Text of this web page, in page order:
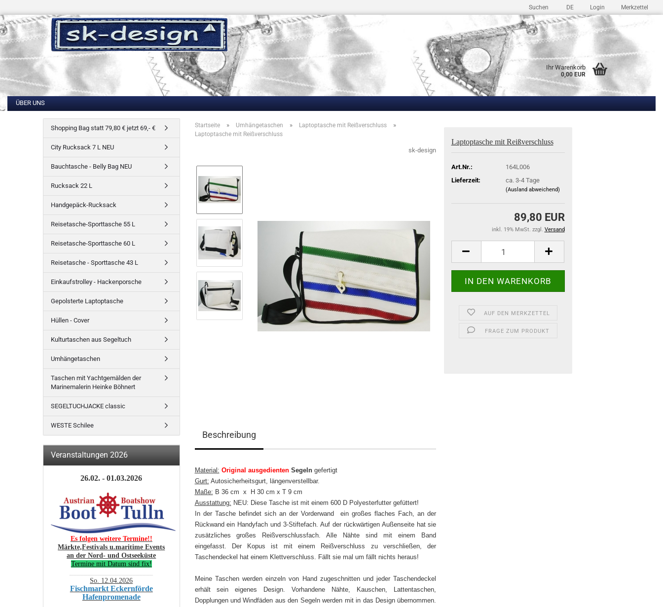
Suchen DE Login Merkzettel
Ihr Warenkorb
0,00 EUR
ÜBER UNS
Startseite » Umhängetaschen » Laptoptasche mit Reißverschluss »
Laptoptasche mit Reißverschluss
sk-design
Laptoptasche mit Reißverschluss
Art.Nr.:
164L006
Lieferzeit:
ca. 3-4 Tage
(Ausland abweichend)
89,80 EUR
inkl. 19% MwSt. zzgl. Versand
AUF DEN MERKZETTEL
FRAGE ZUM PRODUKT
Beschreibung
Material: Original ausgedientenSegeln gefertigt
Gurt: Autosicherheitsgurt, längenverstellbar.
Maße: B 36 cm x H 30 cm x T 9 cm
Ausstattung: NEU: Diese Tasche ist mit einem 600 D Polyesterfutter gefüttert!
In der Tasche befindet sich an der Vorderwand ein großes flaches Fach, an der
Rückwand ein Handyfach und 3-Stiftefach. Auf der rückwärtigen Außenseite hat sie
zusätzliches großes Reißverschlussfach. Alle Nähte sind mit einem Band
eingefasst. Der Kopus ist mit einem Reißverschluss zu verschließen, der
Taschendeckel hat einem Klettverschluss. Fällt sie mal um fällt nichts heraus!
Meine Taschen werden einzeln von Hand zugeschnitten und jeder Taschendeckel
erhält sein eigenes Design. Vorhandene Nähte, Kauschen, Lattentaschen,
Dopplungen und Windfäden aus den Segeln werden mit in das Design übernommen.
Shopping Bag statt 79,80 € jetzt 69,- €
City Rucksack 7 L NEU
Bauchtasche - Belly Bag NEU
Rucksack 22 L
Handgepäck-Rucksack
Reisetasche-Sporttasche 55 L
Reisetasche-Sporttasche 60 L
Reisetasche - Sporttasche 43 L
Einkaufstrolley - Hackenporsche
Gepolsterte Laptoptasche
Hüllen - Cover
Kulturtaschen aus Segeltuch
Umhängetaschen
Taschen mit Yachtgemälden der
Marinemalerin Heinke Böhnert
SEGELTUCHJACKE classic
WESTE Schilee
Veranstaltungen 2026
26.02. - 01.03.2026
Es folgen weitere Termine!!
Märkte,Festivals u.maritime Events
an der Nord- und Ostseeküste
Termine mit Datum sind fix!
So. 12.04.2026
Fischmarkt Eckernförde
Hafenpromenade